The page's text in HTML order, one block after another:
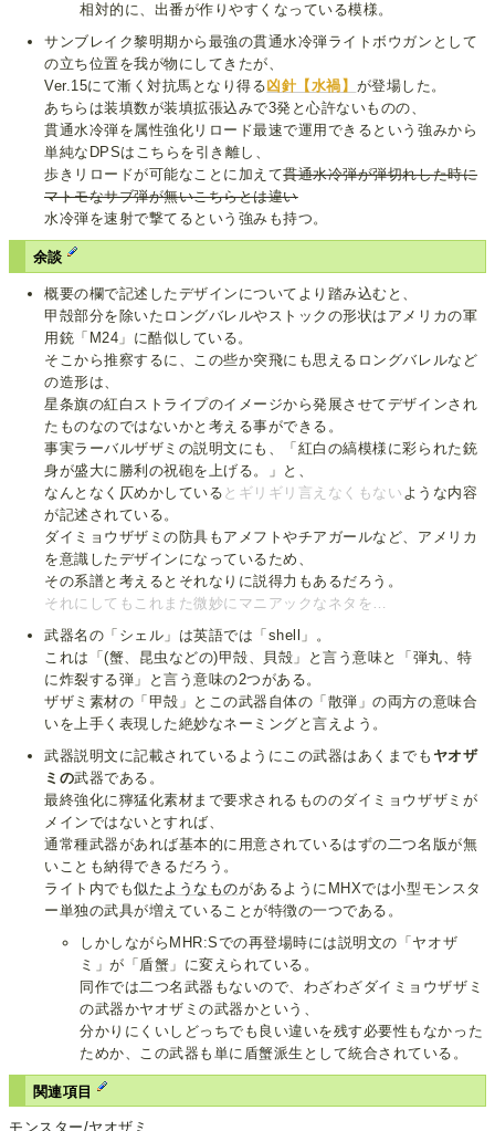
相対的に、出番が作りやすくなっている模様。
サンブレイク黎明期から最強の貫通水冷弾ライトボウガンとして
の立ち位置を我が物にしてきたが、
Ver.15にて漸く対抗馬となり得る凶針【水禍】 が登場した。
あちらは装填数が装填拡張込みで3発と心許ないものの、
貫通水冷弾を属性強化リロード最速で運用できるという強みから
単純なDPSはこちらを引き離し、
歩きリロードが可能なことに加えて貫通水冷弾が弾切れした時に
マトモなサブ弾が無いこちらとは違い
水冷弾を速射で撃てるという強みも持つ。
余談
概要の欄で記述したデザインについてより踏み込むと、
甲殻部分を除いたロングバレルやストックの形状はアメリカの軍
用銃「M24」に酷似している。
そこから推察するに、この些か突飛にも思えるロングバレルなど
の造形は、
星条旗の紅白ストライプのイメージから発展させてデザインされ
たものなのではないかと考える事ができる。
事実ラーバルザザミの説明文にも、「紅白の縞模様に彩られた銃
身が盛大に勝利の祝砲を上げる。」と、
なんとなく仄めかしている とギリギリ言えなくもない ような内容
が記述されている。
ダイミョウザザミの防具もアメフトやチアガールなど、アメリカ
を意識したデザインになっているため、
その系譜と考えるとそれなりに説得力もあるだろう。
それにしてもこれまた微妙にマニアックなネタを…
武器名の「シェル」は英語では「shell」。
これは「(蟹、昆虫などの)甲殻、貝殻」と言う意味と「弾丸、特
に炸裂する弾」と言う意味の2つがある。
ザザミ素材の「甲殻」とこの武器自体の「散弾」の両方の意味合
いを上手く表現した絶妙なネーミングと言えよう。
武器説明文に記載されているようにこの武器はあくまでも ヤオザ
ミの武器である。
最終強化に獰猛化素材まで要求されるもののダイミョウザザミが
メインではないとすれば、
通常種武器があれば基本的に用意されているはずの二つ名版が無
いことも納得できるだろう。
ライト内でも似たようなものがあるようにMHXでは小型モンスタ
ー単独の武具が増えていることが特徴の一つである。
しかしながらMHR:Sでの再登場時には説明文の「ヤオザ
ミ」が「盾蟹」に変えられている。
同作では二つ名武器もないので、わざわざダイミョウザザミ
の武器かヤオザミの武器かという、
分かりにくいしどっちでも良い違いを残す必要性もなかった
ためか、この武器も単に盾蟹派生として統合されている。
関連項目
モンスター/ヤオザミ